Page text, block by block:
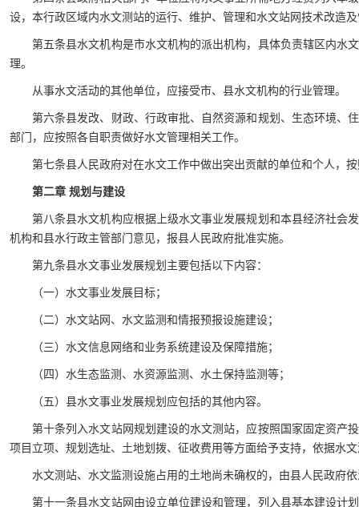
设，本行政区域内水文测站的运行、维护、管理和水文站网技术改造
第五条县水文机构是市水文机构的派出机构，具体负责辖区内水
理。
从事水文活动的其他单位，应接受市、县水文机构的行业管理。
第六条县发改、财政、行政审批、自然资源和规划、生态环境、
部门，应按照各自职责做好水文管理相关工作。
第七条县人民政府对在水文工作中做出突出贡献的单位和个人，
第二章 规划与建设
第八条县水文机构应根据上级水文事业发展规划和本县经济社会
机构和县水行政主管部门意见，报县人民政府批准实施。
第九条县水文事业发展规划主要包括以下内容：
（一）水文事业发展目标；
（二）水文站网、水文监测和情报预报设施建设；
（三）水文信息网络和业务系统建设及保障措施；
（四）水生态监测、水资源监测、水土保持监测等；
（五）县水文事业发展规划应包括的其他内容。
第十条列入水文站网规划建设的水文测站，应按照国家固定资产
项目立项、规划选址、土地划拨、征收费用等方面给予支持，依据水
水文测站、水文监测设施占用的土地尚未确权的，由县人民政府
第十一条县水文站网由设立单位建设和管理，列入县基本建设计